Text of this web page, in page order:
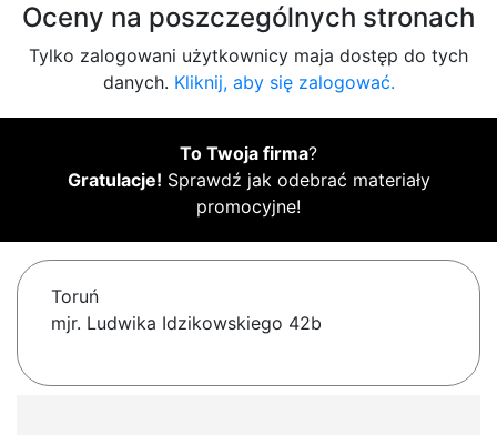
Oceny na poszczególnych stronach
Tylko zalogowani użytkownicy maja dostęp do tych
danych. Kliknij, aby się zalogować.
To Twoja firma?
Gratulacje! Sprawdź jak odebrać materiały
promocyjne!
Toruń
mjr. Ludwika Idzikowskiego 42b